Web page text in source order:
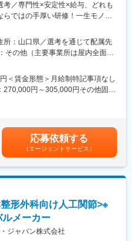
の導入（2～3カ月に1回の対応）
吸器などの治療装置、AEDの普及
フクダ電子は1948年創業の医療機
療従事者間でもフクダ電子という
分野の医療機器を扱ってきた老舗
考／専門性×安定性×給与、どれも
ではの手厚い研修！一生モノの
大手の企業です。今回はIQVIAの
ある医療機器メーカーの名刺を持
たのちに、平均して2～3年単位
ロジェクトに配属させていただき
クライアントである医療機器メー
関わる情報提供や扱い方のレク
いただきます。
詳細は面接の場でご説明させてい
所：山口県／選考を通じて配属先
その他（主要事業所は屋内全面禁
＜賃金形態＞月給制特記事項なし
270,000円～305,000円その他固定
ェクト稼働手当(35,000円)、外勤
以上）■変動賞与制（6月・12
ンセンティブ：3月（対象者）賃
り、選考を通じて上下する可能性
当を含めた表記です。
応募依頼する
（エージェントサービス）
形外科向け人工関節>※
メーカー
ジャパン株式会社